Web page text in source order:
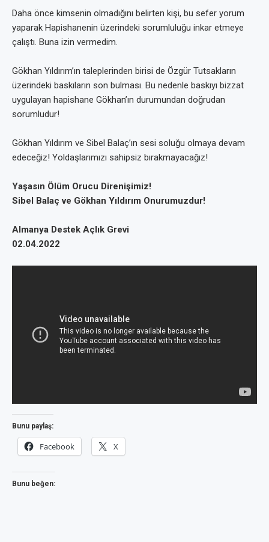
Daha önce kimsenin olmadığını belirten kişi, bu sefer yorum
yaparak Hapishanenin üzerindeki sorumluluğu inkar etmeye
çalıştı. Buna izin vermedim.
Gökhan Yıldırım’ın taleplerinden birisi de Özgür Tutsakların
üzerindeki baskıların son bulması. Bu nedenle baskıyı bizzat
uygulayan hapishane Gökhan’ın durumundan doğrudan
sorumludur!
Gökhan Yıldırım ve Sibel Balaç’ın sesi soluğu olmaya devam
edeceğiz! Yoldaşlarımızı sahipsiz bırakmayacağız!
Yaşasın Ölüm Orucu Direnişimiz!
Sibel Balaç ve Gökhan Yıldırım Onurumuzdur!
Almanya Destek Açlık Grevi
02.04.2022
Bunu paylaş:
Facebook X
Bunu beğen: